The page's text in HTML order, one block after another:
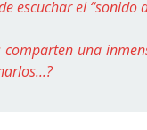
escuchar el “sonido
comparten una